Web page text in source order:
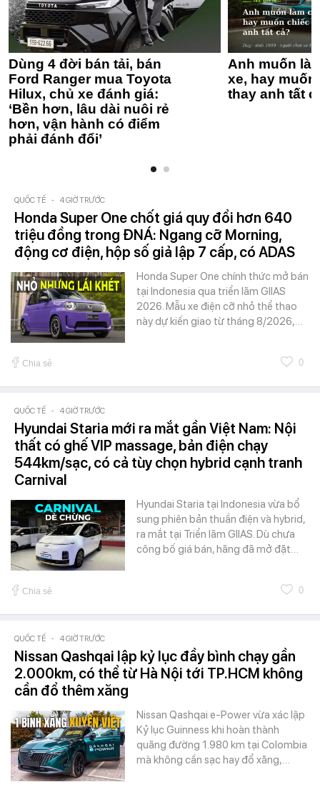
Dùng 4 đời bán tải, bán
Ford Ranger mua Toyota
Hilux, chủ xe đánh giá:
‘Bền hơn, lâu dài nuôi rẻ
hơn, vận hành có điểm
phải đánh đổi’
Anh muốn
xe, hay
thay anh tất
QUỐC TẾ - 4 GIỜ TRƯỚC
Honda Super One chốt giá quy đổi hơn 640
triệu đồng trong ĐNÁ: Ngang cỡ Morning,
động cơ điện, hộp số giả lập 7 cấp, có ADAS
Honda Super One chính thức mở bán
tại Indonesia qua triển lãm GIIAS
2026. Mẫu xe điện cỡ nhỏ thể thao
này dự kiến giao từ tháng 8/2026,…
Chia sẻ 0
QUỐC TẾ - 4 GIỜ TRƯỚC
Hyundai Staria mới ra mắt gần Việt Nam: Nội
thất có ghế VIP massage, bản điện chạy
544km/sạc, có cả tùy chọn hybrid cạnh tranh
Carnival
Hyundai Staria tại Indonesia vừa bổ
sung phiên bản thuần điện và hybrid,
ra mắt tại Triển lãm GIIAS. Dù chưa
công bố giá bán, hãng đã mở đặt…
Chia sẻ 0
QUỐC TẾ - 4 GIỜ TRƯỚC
Nissan Qashqai lập kỷ lục đầy bình chạy gần
2.000km, có thể từ Hà Nội tới TP.HCM không
cần đổ thêm xăng
Nissan Qashqai e-Power vừa xác lập
Kỷ lục Guinness khi hoàn thành
quãng đường 1.980 km tại Colombia
mà không cần sạc hay đổ xăng,…